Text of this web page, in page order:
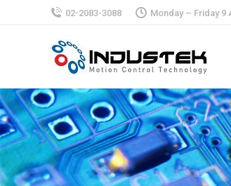
02-2083-3088 Monday – Friday 9